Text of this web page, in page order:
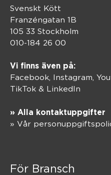
Svenskt Kött
Franzéngatan 1B
105 33 Stockholm
010-184 26 00
Vi finns även på:
Facebook, Instagram
TikTok & LinkedIn
» Alla kontaktuppgifter
» Vår
För Bransch